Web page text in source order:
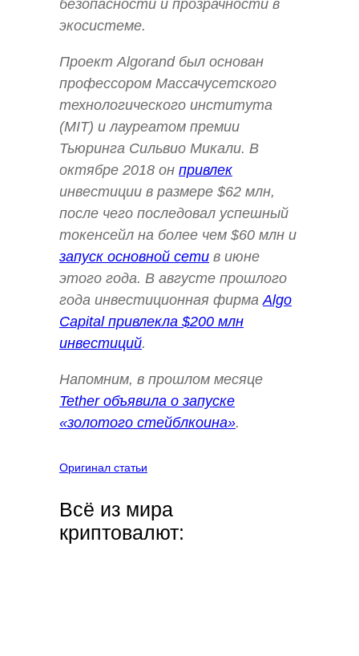
безопасности и прозрачности в
экосистеме.
Проект Algorand был основан
профессором Массачусетского
технологического института
(MIT) и лауреатом премии
Тьюринга Сильвио Микали. В
октябре 2018 он привлек
инвестиции в размере $62 млн,
после чего последовал успешный
токенсейл на более чем $60 млн и
запуск основной сети в июне
этого года. В августе прошлого
года инвестиционная фирма Algo
Capital привлекла $200 млн
инвестиций.
Напомним, в прошлом месяце
Tether объявила о запуске
«золотого стейблкоина».
Оригинал статьи
Всё из мира
криптовалют: